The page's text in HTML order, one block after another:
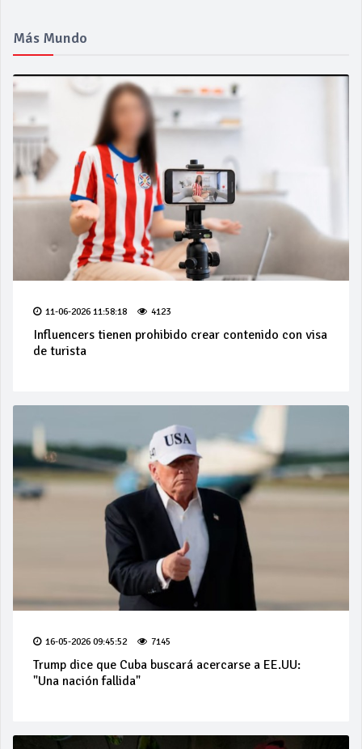
Más Mundo
11-06-2026 11:58:18 4123
Influencers tienen prohibido crear contenido con visa
de turista
16-05-2026 09:45:52 7145
Trump dice que Cuba buscará acercarse a EE.UU:
"Una nación fallida"